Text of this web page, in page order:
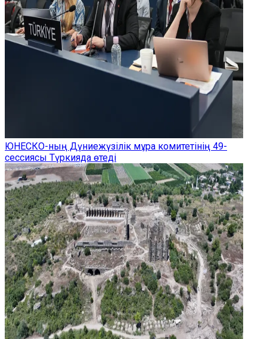
ЮНЕСКО-ның Дүниежүзілік мұра комитетінің 49-
сессиясы Түркияда өтеді